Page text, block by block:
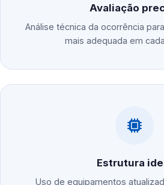
Avaliação
Análise técnica da ocorrência
mais adequada em
Estrutura
Uso de equipamentos